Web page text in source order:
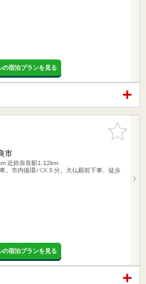
の宿泊プランを見る
お気に入
りに追加
市
近鉄奈良駅1.12km
。市内循環バス５分。大仏殿前下車、徒歩
の宿泊プランを見る